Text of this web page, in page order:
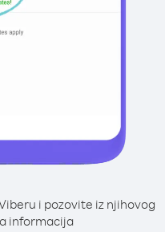
i pozovite iz njihovog
informacija